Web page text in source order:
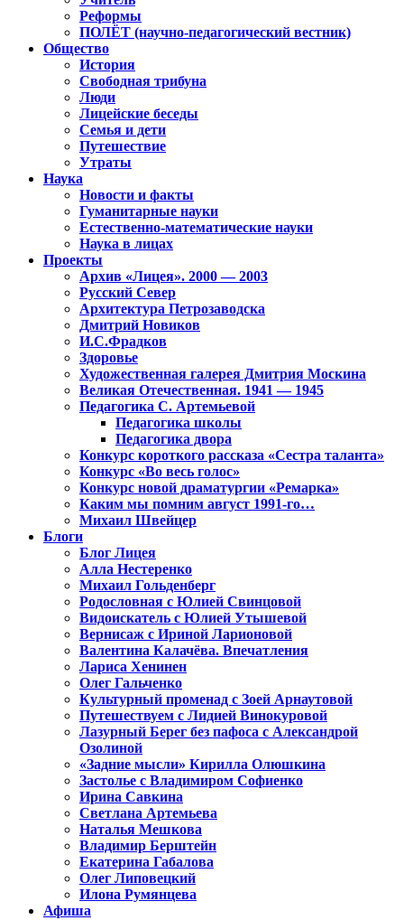
Реформы
ПОЛЁТ (научно-педагогический вестник)
Общество
История
Свободная трибуна
Люди
Лицейские беседы
Семья и дети
Путешествие
Утраты
Наука
Новости и факты
Гуманитарные науки
Естественно-математические науки
Наука в лицах
Проекты
Архив «Лицея». 2000 — 2003
Русский Север
Архитектура Петрозаводска
Дмитрий Новиков
И.С.Фрадков
Здоровье
Художественная галерея Дмитрия Москина
Великая Отечественная. 1941 — 1945
Педагогика С. Артемьевой
Педагогика школы
Педагогика двора
Конкурс короткого рассказа «Сестра таланта»
Конкурс «Во весь голос»
Конкурс новой драматургии «Ремарка»
Каким мы помним август 1991-го…
Михаил Швейцер
Блоги
Блог Лицея
Алла Нестеренко
Михаил Гольденберг
Родословная с Юлией Свинцовой
Видоискатель с Юлией Утышевой
Вернисаж с Ириной Ларионовой
Валентина Калачёва. Впечатления
Лариса Хенинен
Олег Гальченко
Культурный променад с Зоей Арнаутовой
Путешествуем с Лидией Винокуровой
Лазурный Берег без пафоса с Александрой
Озолиной
«Задние мысли» Кирилла Олюшкина
Застолье с Владимиром Софиенко
Ирина Савкина
Светлана Артемьева
Наталья Мешкова
Владимир Берштейн
Екатерина Габалова
Олег Липовецкий
Илона Румянцева
Афиша